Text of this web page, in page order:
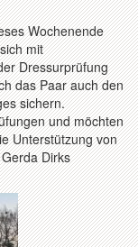
Wochenende
mit
Dressurprüfung
das Paar auch den
sichern.
und möchten
Unterstützung von
Dirks